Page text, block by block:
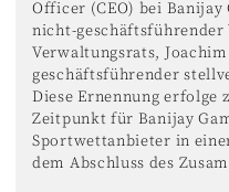
Officer (CEO) bei
nicht-geschäftsführender
Verwaltungsrats,
geschäftsführender
Diese Ernennung erfolge
Zeitpunkt für Banijay
Sportwettanbieter in
dem Abschluss des